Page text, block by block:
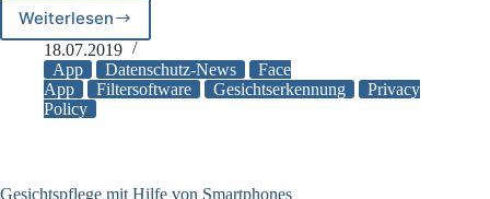
Weiterlesen
Face
App:
Kritik
wird
lauter
18.07.2019
App
Datenschutz-News
Face
App
Filtersoftware Gesichtserkennung
Privacy
Policy
Gesichtspflege mit Hilfe von Smartphones